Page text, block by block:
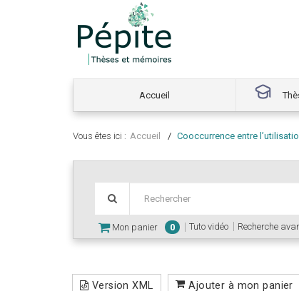
Accueil
Vous êtes ici : Accueil Cooccurrence entre
Mon panier 0 Tuto vidéo Recherche
Version XML Ajouter à mon panier